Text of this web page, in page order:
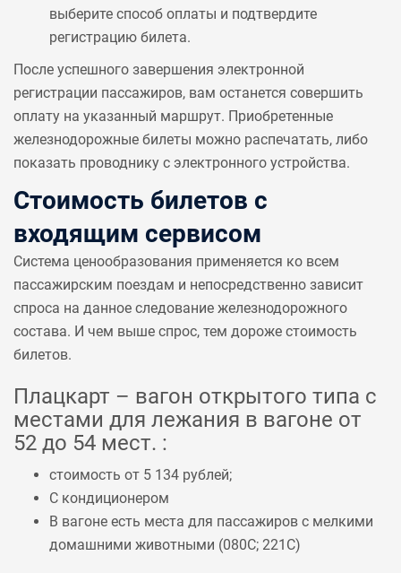
выберите способ оплаты и подтвердите
регистрацию билета.
После успешного завершения электронной
регистрации пассажиров, вам останется совершить
оплату на указанный маршрут. Приобретенные
железнодорожные билеты можно распечатать, либо
показать проводнику с электронного устройства.
Стоимость билетов с
входящим сервисом
Система ценообразования применяется ко всем
пассажирским поездам и непосредственно зависит
спроса на данное следование железнодорожного
состава. И чем выше спрос, тем дороже стоимость
билетов.
Плацкарт – вагон открытого типа с
местами для лежания в вагоне от
52 до 54 мест. :
стоимость от 5 134 рублей;
С кондиционером
В вагоне есть места для пассажиров с мелкими
домашними животными (080С; 221С)